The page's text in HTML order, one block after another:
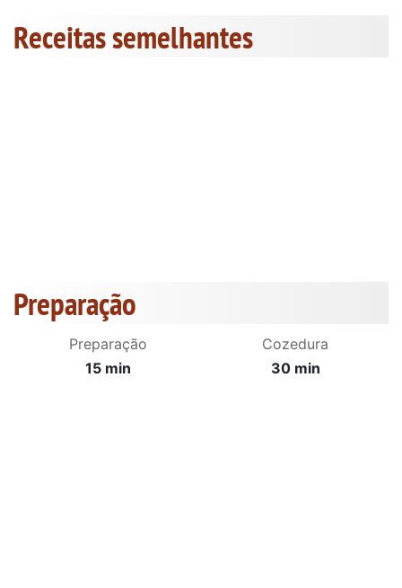
Receitas semelhantes
Preparação
Preparação
15 min
Cozedura
30 min